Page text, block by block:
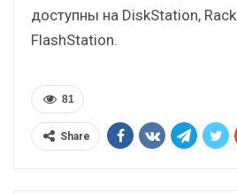
доступны на DiskStation,
FlashStation.
81
Share